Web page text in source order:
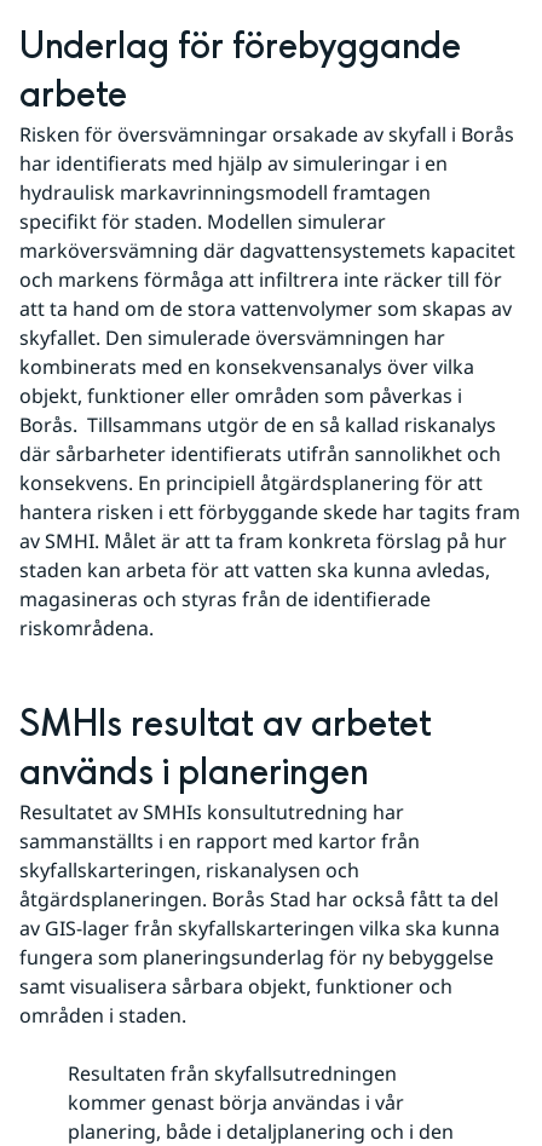
Underlag för förebyggande
arbete
Risken för översvämningar orsakade av skyfall i Borås
har identifierats med hjälp av simuleringar i en
hydraulisk markavrinningsmodell framtagen
specifikt för staden. Modellen simulerar
marköversvämning där dagvattensystemets kapacitet
och markens förmåga att infiltrera inte räcker till för
att ta hand om de stora vattenvolymer som skapas av
skyfallet. Den simulerade översvämningen har
kombinerats med en konsekvensanalys över vilka
objekt, funktioner eller områden som påverkas i
Borås.  Tillsammans utgör de en så kallad riskanalys
där sårbarheter identifierats utifrån sannolikhet och
konsekvens. En principiell åtgärdsplanering för att
hantera risken i ett förbyggande skede har tagits fram
av SMHI. Målet är att ta fram konkreta förslag på hur
staden kan arbeta för att vatten ska kunna avledas,
magasineras och styras från de identifierade
riskområdena.
SMHIs resultat av arbetet
används i planeringen
Resultatet av SMHIs konsultutredning har
sammanställts i en rapport med kartor från
skyfallskarteringen, riskanalysen och
åtgärdsplaneringen. Borås Stad har också fått ta del
av GIS-lager från skyfallskarteringen vilka ska kunna
fungera som planeringsunderlag för ny bebyggelse
samt visualisera sårbara objekt, funktioner och
områden i staden.
Resultaten från skyfallsutredningen
kommer genast börja användas i vår
planering, både i detaljplanering och i den